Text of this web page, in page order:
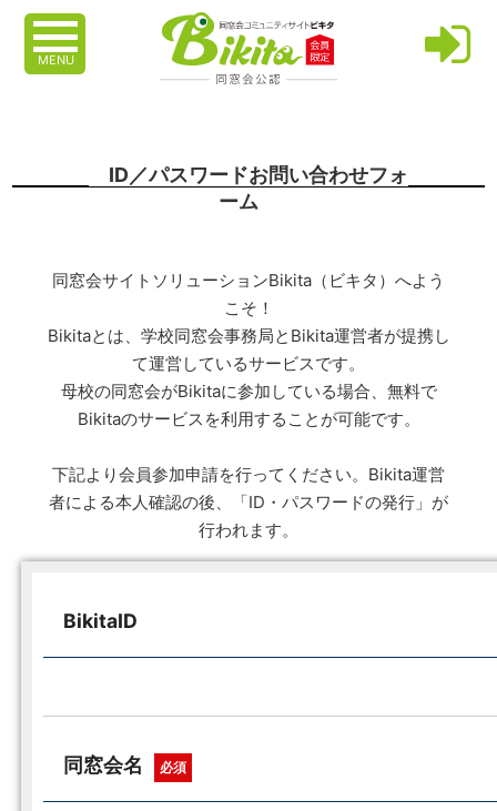
MENU
ID／パスワードお問い合わせフォ
ーム
同窓会サイトソリューションBikita（ビキタ）へよう
こそ！
Bikitaとは、学校同窓会事務局とBikita運営者が提携し
て運営しているサービスです。
母校の同窓会がBikitaに参加している場合、無料で
Bikitaのサービスを利用することが可能です。
下記より会員参加申請を行ってください。Bikita運営
者による本人確認の後、「ID・パスワードの発行」が
行われます。
BikitaID
同窓会名 必須